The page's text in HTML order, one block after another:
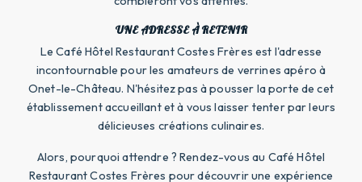
UNE ADRESSE À RETENIR
Le Café Hôtel Restaurant Costes Frères est l'adresse
incontournable pour les amateurs de verrines apéro à
Onet-le-Château. N'hésitez pas à pousser la porte de cet
établissement accueillant et à vous laisser tenter par leurs
délicieuses créations culinaires.
Alors, pourquoi attendre ? Rendez-vous au Café Hôtel
Restaurant Costes Frères pour découvrir une expérience